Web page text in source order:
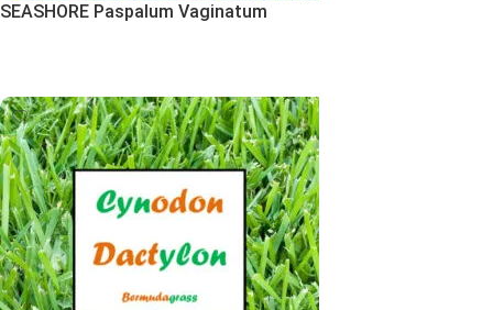
SEASHORE Paspalum Vaginatum